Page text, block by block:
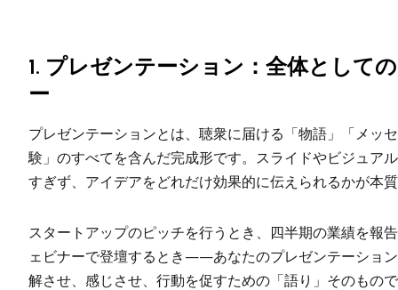
1. プレゼンテーション：全体として
ー
プレゼンテーションとは、聴衆に届ける「物語」「メッ
験」のすべてを含んだ完成形です。スライドやビジュア
すぎず、アイデアをどれだけ効果的に伝えられるかが本
スタートアップのピッチを行うとき、四半期の業績を報
ェビナーで登壇するとき——あなたのプレゼンテーショ
解させ、感じさせ、行動を促すための「語り」そのもの